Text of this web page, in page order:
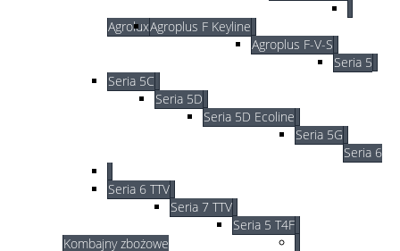
AgroluxAgroplus F Keyline
Agroplus F-V-S
Seria 5
Seria 5C
Seria 5D
Seria 5D Ecoline
Seria 5G
Seria 6
Seria 6 TTV
Seria 7 TTV
Seria 5 T4F
Kombajny zbożowe